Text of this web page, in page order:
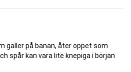
gäller på banan, åter öppet som
spår kan vara lite knepiga i början